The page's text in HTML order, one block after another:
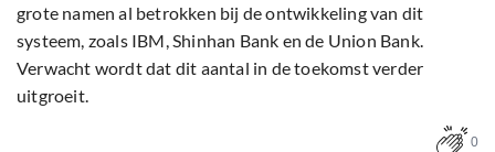
grote namen al betrokken bij de ontwikkeling van dit
systeem, zoals IBM, Shinhan Bank en de Union Bank.
Verwacht wordt dat dit aantal in de toekomst verder
uitgroeit.
0